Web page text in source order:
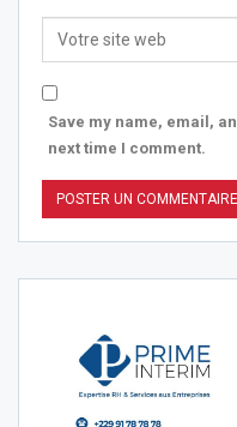
Save my name, email,
next time I comment.